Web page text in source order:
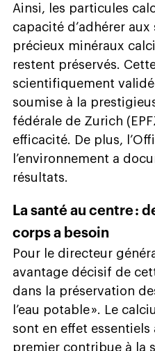
Ainsi, les particules
capacité d’adhérer
précieux minéraux
restent préservés.
scientifiquement
soumise à la
fédérale de Zurich
efficacité. De plus,
l’environnement a
résultats.
La santé au centre :
corps a besoin
Pour le directeur
avantage décisif de
dans la préservation
l’eau potable ». Le
sont en effet essentiels
premier contribue à la